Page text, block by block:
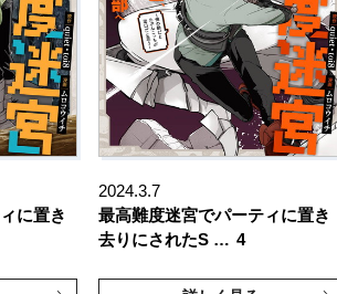
に置き
2024.3.7
最高難度迷宮でパーティに置き
去りにされたS … 4